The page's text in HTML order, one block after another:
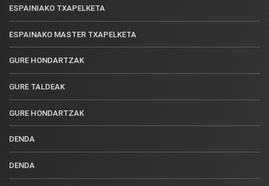
ESPAINIAKO TXAPELKETA
ESPAINAKO MASTER TXAPELKETA
GURE HONDARTZAK
GURE TALDEAK
GURE HONDARTZAK
DENDA
DENDA